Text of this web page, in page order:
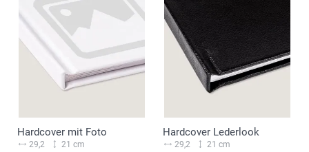
Hardcover mit Foto
29,2 21 cm
Hardcover Lederlook
29,2 21 cm